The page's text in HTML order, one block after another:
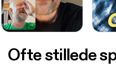
Ofte stillede